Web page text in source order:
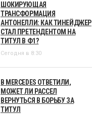
ШОКИРУЮЩАЯ
ТРАНСФОРМАЦИЯ
АНТОНЕЛЛИ: КАК ТИНЕЙДЖЕР
СТАЛ ПРЕТЕНДЕНТОМ НА
ТИТУЛ В Ф1?
Сегодня в 8:30
В MERCEDES ОТВЕТИЛИ,
МОЖЕТ ЛИ РАССЕЛ
ВЕРНУТЬСЯ В БОРЬБУ ЗА
ТИТУЛ